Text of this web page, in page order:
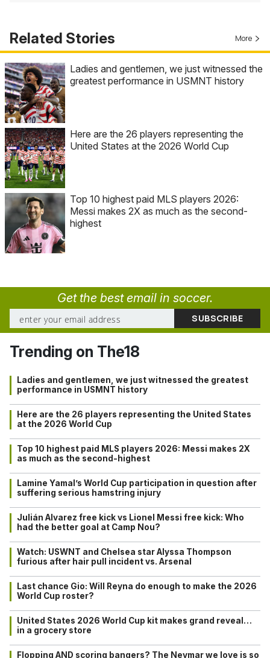
Related Stories More
Ladies and gentlemen, we just witnessed the
greatest performance in USMNT history
Here are the 26 players representing the
United States at the 2026 World Cup
Top 10 highest paid MLS players 2026:
Messi makes 2X as much as the second-
highest
Get the best email in soccer.
Trending on The18
Ladies and gentlemen, we just witnessed the greatest
performance in USMNT history
Here are the 26 players representing the United States
at the 2026 World Cup
Top 10 highest paid MLS players 2026: Messi makes 2X
as much as the second-highest
Lamine Yamal’s World Cup participation in question after
suffering serious hamstring injury
Julián Alvarez free kick vs Lionel Messi free kick: Who
had the better goal at Camp Nou?
Watch: USWNT and Chelsea star Alyssa Thompson
furious after hair pull incident vs. Arsenal
Last chance Gio: Will Reyna do enough to make the 2026
World Cup roster?
United States 2026 World Cup kit makes grand reveal…
in a grocery store
Flopping AND scoring bangers? The Neymar we love is so